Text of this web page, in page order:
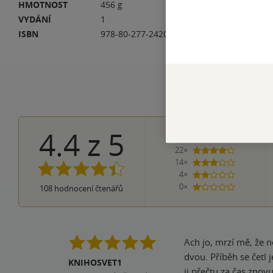
HMOTNOST
456 g
VYDÁNÍ
1
ISBN
978-80-277-2420-8
4.4z 5
108 hodnocení čtenářů
22×
4 hvězdičky
14×
3 hvězdičky
4×
2 hvězdičky
0×
1 hvezdička
KNIHOSVET1
Ach jo, mrzí mě, že
dvou. Příběh se četl